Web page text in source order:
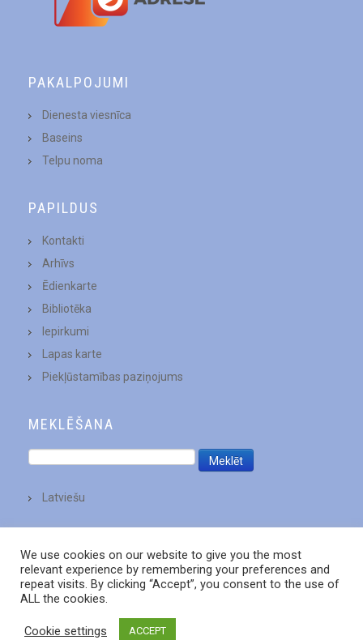
PAKALPOJUMI
Dienesta viesnīca
Baseins
Telpu noma
PAPILDUS
Kontakti
Arhīvs
Ēdienkarte
Bibliotēka
Iepirkumi
Lapas karte
Piekļūstamības paziņojums
MEKLĒŠANA
Latviešu
We use cookies on our website to give you the most
relevant experience by remembering your preferences and
repeat visits. By clicking “Accept”, you consent to the use of
ALL the cookies.
Cookie settings ACCEPT